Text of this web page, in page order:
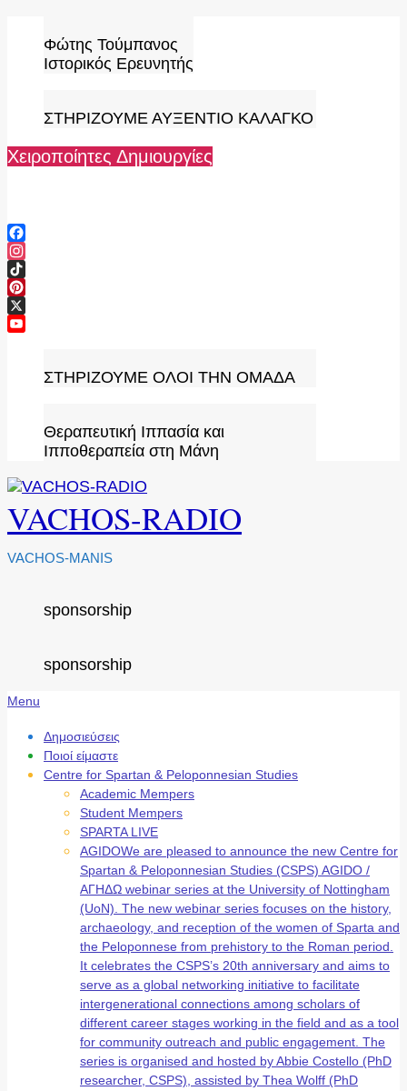
content
Φώτης Τούμπανος
Ιστορικός Ερευνητής
ΣΤΗΡΙΖΟΥΜΕ ΑΥΞΕΝΤΙΟ ΚΑΛΑΓΚΟ
Χειροποίητες Δημιουργίες
Facebook
Instagram
TikTok
Pinterest
X
ΣΤΗΡΙΖΟΥΜΕ ΟΛΟΙ ΤΗΝ ΟΜΑΔΑ
Θεραπευτική Ιππασία και
Ιπποθεραπεία στη Μάνη
VACHOS-RADIO
VACHOS-MANIS
sponsorship
sponsorship
Secondary
Menu
Menu
Δημοσιεύσεις
Ποιοί είμαστε
Centre for Spartan & Peloponnesian Studies
Academic Mempers
Student Mempers
SPARTA LIVE
AGIDOWe are pleased to announce the new Centre for
Spartan & Peloponnesian Studies (CSPS) AGIDO /
ΑΓΗΔΩ webinar series at the University of Nottingham
(UoN). The new webinar series focuses on the history,
archaeology, and reception of the women of Sparta and
the Peloponnese from prehistory to the Roman period.
It celebrates the CSPS’s 20th anniversary and aims to
serve as a global networking initiative to facilitate
intergenerational connections among scholars of
different career stages working in the field and as a tool
for community outreach and public engagement. The
series is organised and hosted by Abbie Costello (PhD
researcher, CSPS), assisted by Thea Wolff (PhD